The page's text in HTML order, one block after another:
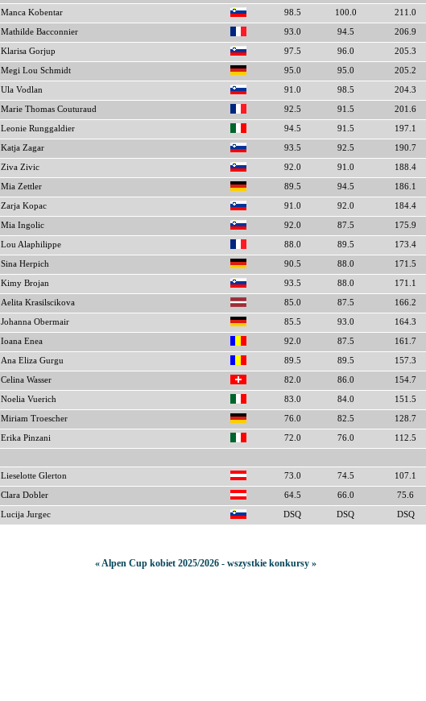
Manca Kobentar 98.5 100.0 211.0
Mathilde Bacconnier 93.0 94.5 206.9
Klarisa Gorjup 97.5 96.0 205.3
Megi Lou Schmidt 95.0 95.0 205.2
Ula Vodlan 91.0 98.5 204.3
Marie Thomas Couturaud 92.5 91.5 201.6
Leonie Runggaldier 94.5 91.5 197.1
Katja Zagar 93.5 92.5 190.7
Ziva Zivic 92.0 91.0 188.4
Mia Zettler 89.5 94.5 186.1
Zarja Kopac 91.0 92.0 184.4
Mia Ingolic 92.0 87.5 175.9
Lou Alaphilippe 88.0 89.5 173.4
Sina Herpich 90.5 88.0 171.5
Kimy Brojan 93.5 88.0 171.1
Aelita Krasilscikova 85.0 87.5 166.2
Johanna Obermair 85.5 93.0 164.3
Ioana Enea 92.0 87.5 161.7
Ana Eliza Gurgu 89.5 89.5 157.3
Celina Wasser 82.0 86.0 154.7
Noelia Vuerich 83.0 84.0 151.5
Miriam Troescher 76.0 82.5 128.7
Erika Pinzani 72.0 76.0 112.5
Lieselotte Glerton 73.0 74.5 107.1
Clara Dobler 64.5 66.0 75.6
Lucija Jurgec DSQ DSQ DSQ
« Alpen Cup kobiet 2025/2026 - wszystkie konkursy »